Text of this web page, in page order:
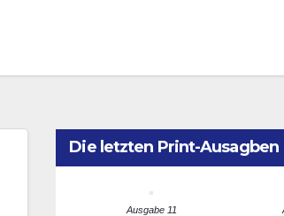
Die letzten Print-Ausagben
Ausgabe 11